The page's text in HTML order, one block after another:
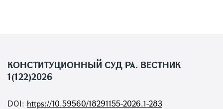
КОНСТИТУЦИОННЫЙ СУД РА. ВЕСТНИК
1(122)2026
DOI: https://10.59560/18291155-2026.1-283